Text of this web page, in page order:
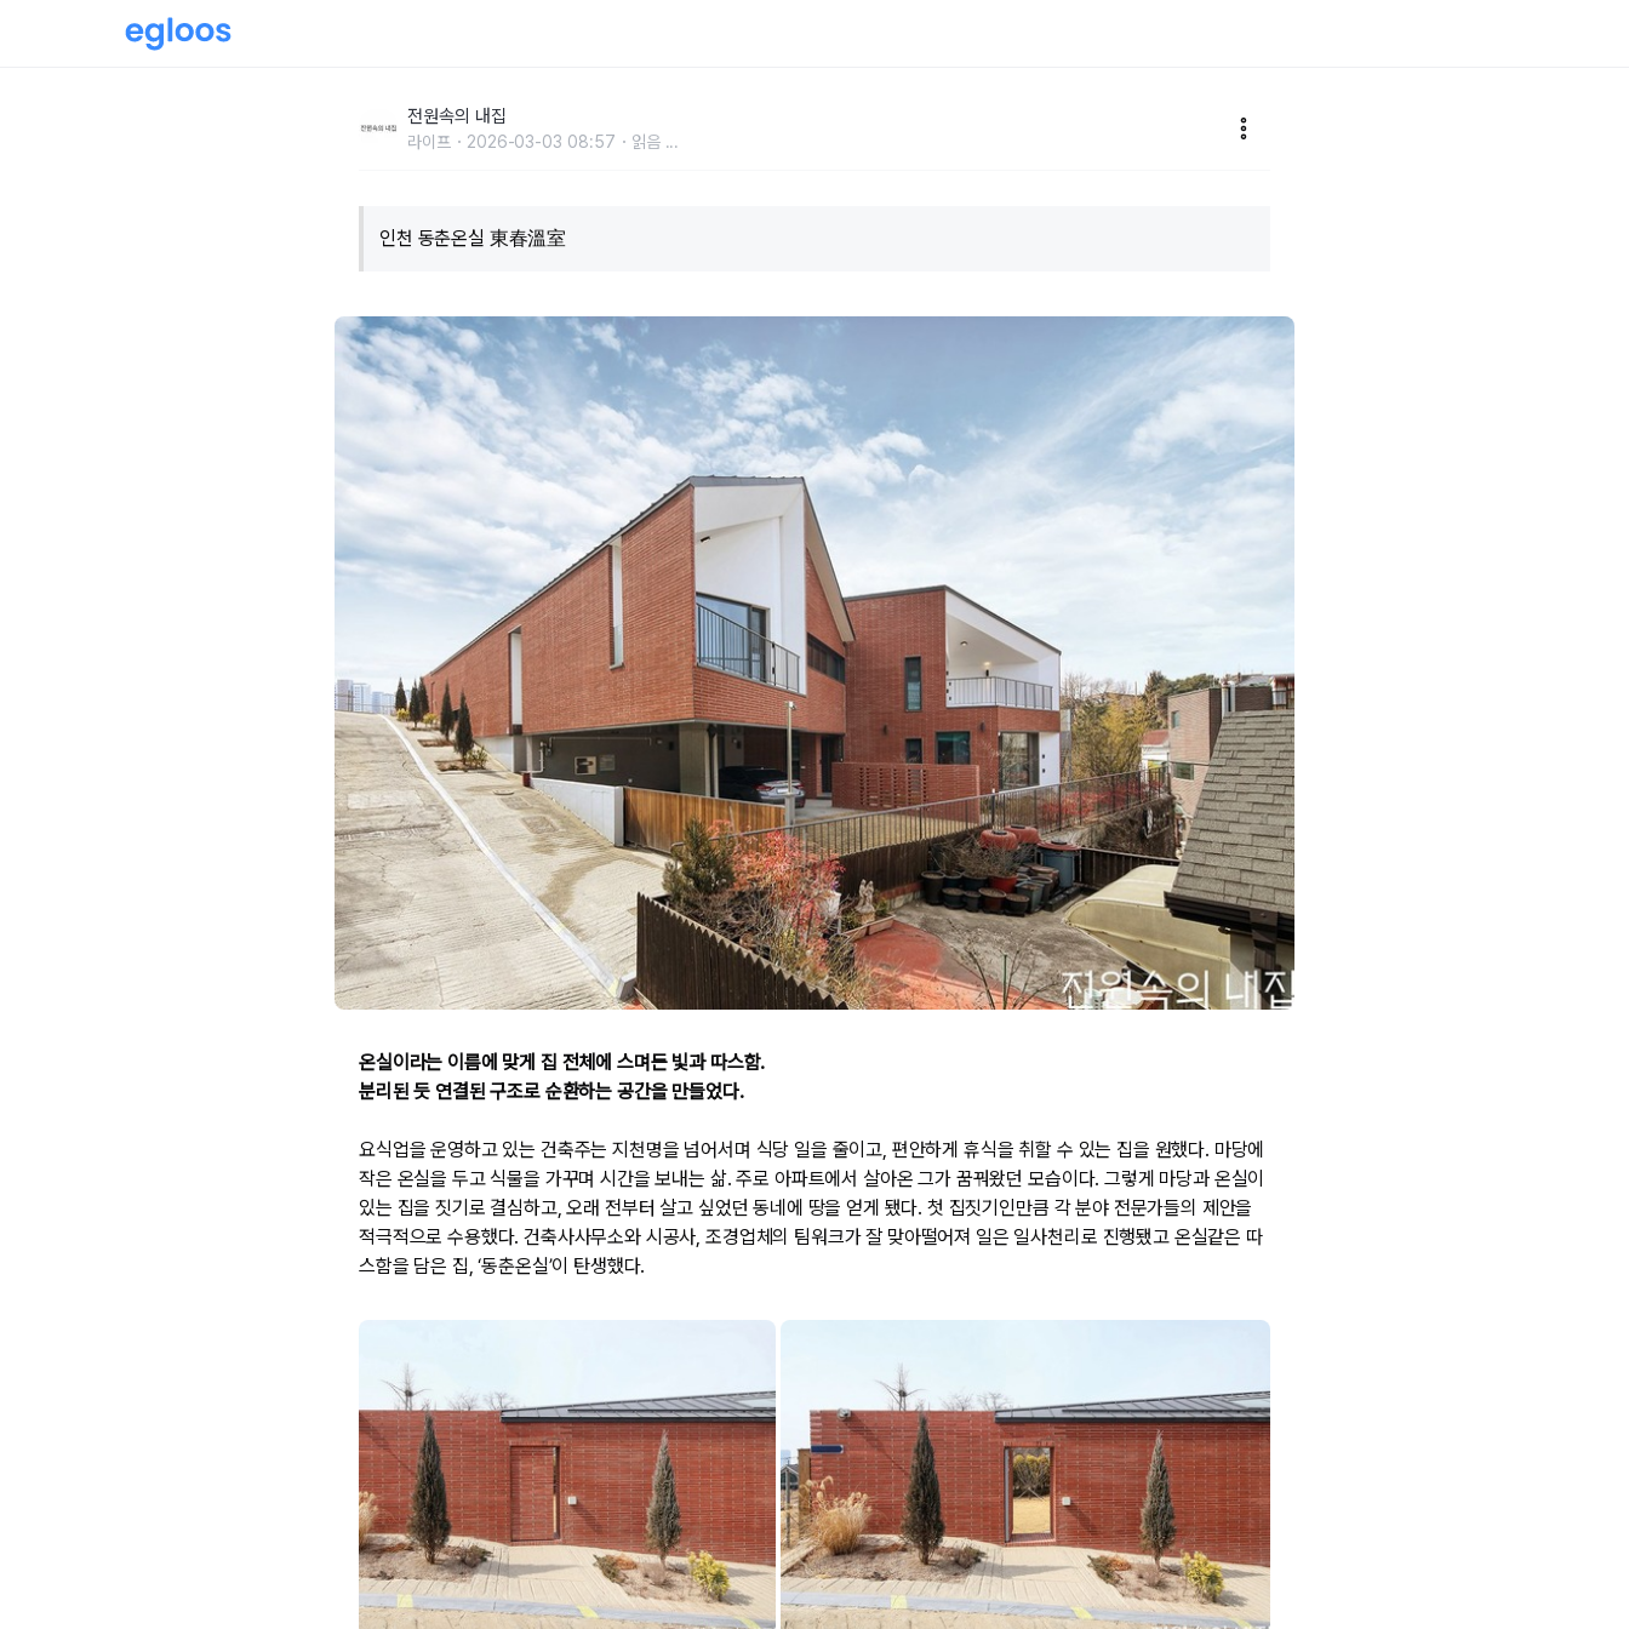
전원속의 내집
라이프 2026-03-03 08:57 읽음 ...
인천 동춘온실 東春溫室
온실이라는 이름에 맞게 집 전체에 스며든 빛과 따스함.
분리된 듯 연결된 구조로 순환하는 공간을 만들었다.
요식업을 운영하고 있는 건축주는 지천명을 넘어서며 식당 일을 줄이고, 편안하게 휴식을 취할 수 있는 집을 원했다. 마당에
작은 온실을 두고 식물을 가꾸며 시간을 보내는 삶. 주로 아파트에서 살아온 그가 꿈꿔왔던 모습이다. 그렇게 마당과 온실이
있는 집을 짓기로 결심하고, 오래 전부터 살고 싶었던 동네에 땅을 얻게 됐다. 첫 집짓기인만큼 각 분야 전문가들의 제안을
적극적으로 수용했다. 건축사사무소와 시공사, 조경업체의 팀워크가 잘 맞아떨어져 일은 일사천리로 진행됐고 온실같은 따
스함을 담은 집, ‘동춘온실’이 탄생했다.